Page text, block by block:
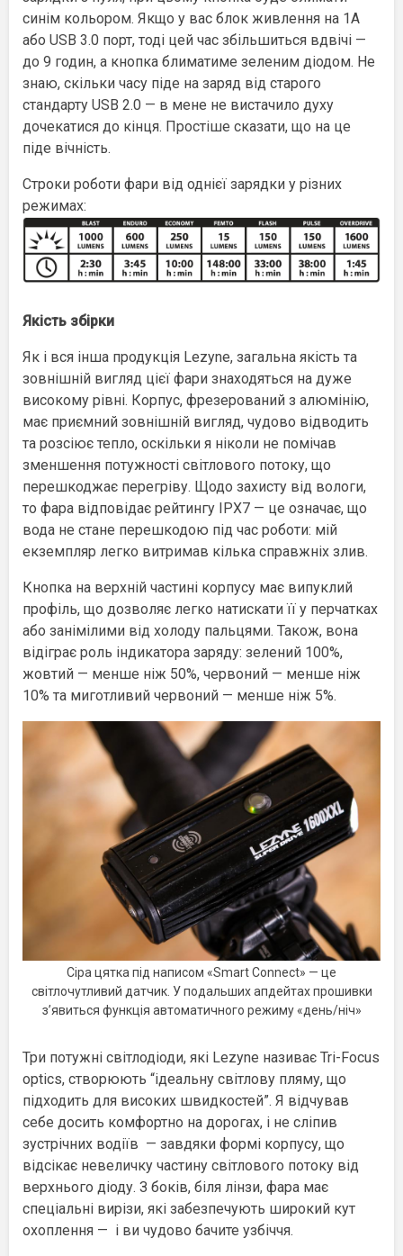
синім кольором. Якщо у вас блок живлення на 1А
або USB 3.0 порт, тоді цей час збільшиться вдвічі —
до 9 годин, а кнопка блиматиме зеленим діодом. Не
знаю, скільки часу піде на заряд від старого
стандарту USB 2.0 — в мене не вистачило духу
дочекатися до кінця. Простіше сказати, що на це
піде вічність.
Строки роботи фари від однієї зарядки у різних
режимах:
Якість збірки
Як і вся інша продукція Lezyne, загальна якість та
зовнішній вигляд цієї фари знаходяться на дуже
високому рівні. Корпус, фрезерований з алюмінію,
має приємний зовнішній вигляд, чудово відводить
та розсіює тепло, оскільки я ніколи не помічав
зменшення потужності світлового потоку, що
перешкоджає перегріву. Щодо захисту від вологи,
то фара відповідає рейтингу IPX7 — це означає, що
вода не стане перешкодою під час роботи: мій
екземпляр легко витримав кілька справжніх злив.
Кнопка на верхній частині корпусу має випуклий
профіль, що дозволяє легко натискати її у перчатках
або занімілими від холоду пальцями. Також, вона
відіграє роль індикатора заряду: зелений 100%,
жовтий — менше ніж 50%, червоний — менше ніж
10% та миготливий червоний — менше ніж 5%.
Сіра цятка під написом «Smart Connect» — це
світлочутливий датчик. У подальших апдейтах прошивки
з’явиться функція автоматичного режиму «день/ніч»
Три потужні світлодіоди, які Lezyne називає Tri-Focus
optics, створюють “ідеальну світлову пляму, що
підходить для високих швидкостей”. Я відчував
себе досить комфортно на дорогах, і не сліпив
зустрічних водіїв — завдяки формі корпусу, що
відсікає невеличку частину світлового потоку від
верхнього діоду. З боків, біля лінзи, фара має
спеціальні вирізи, які забезпечують широкий кут
охоплення — і ви чудово бачите узбіччя.